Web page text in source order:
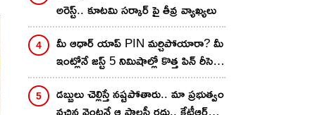
అరెస్ట్.. కూటమి సర్కార్ పై తీవ్ర వ్యాఖ్యలు
మీ ఆధార్ యాప్ PIN మర్చిపోయారా? మీ
ఇంట్లోనే జస్ట్ 5 నిమిషాల్లో కొత్త పిన్‌ రీసెట్
చేయొచ్చు!
డబ్బులు చెల్లిస్తే నష్టపోతారు.. మా ప్రభుత్వం
వచ్చిన వెంటనే ఆ పాలసీ రద్దు.. కేటీఆర్